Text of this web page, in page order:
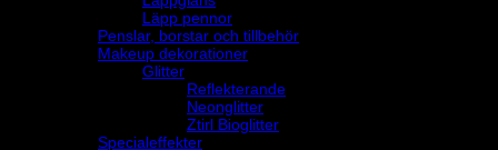
Läpp pennor
Penslar, borstar och tillbehör
Makeup dekorationer
Glitter
Reflekterande
Neonglitter
Ztirl Bioglitter
Specialeffekter